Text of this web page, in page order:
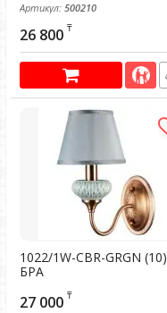
Артикул: 500210
26 800 ₸
1022/1W-CBR-GRGN (10)
БРА
500028
27 000 ₸